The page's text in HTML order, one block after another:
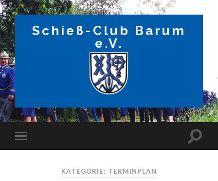
Schieß-Club Barum
e.V.
KATEGORIE: TERMINPLAN